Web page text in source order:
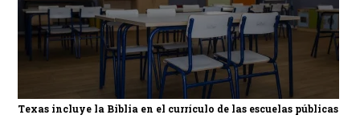
Texas incluye la Biblia en el currículo de las escuelas públicas